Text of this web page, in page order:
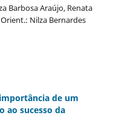
Barbosa Araújo, Renata
Nilza Bernardes
de um
ao sucesso da